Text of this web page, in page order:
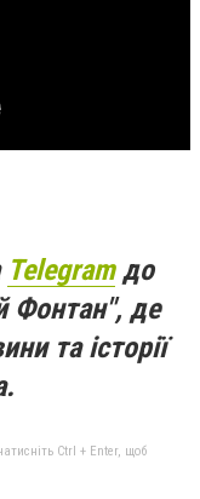
Telegramдо
Фонтан", де
та історії
Ctrl + Enter, щоб